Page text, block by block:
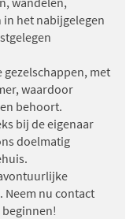
het nabijgelegen
met
waardoor
behoort.
bij de eigenaar
doelmatig
Neem nu contact